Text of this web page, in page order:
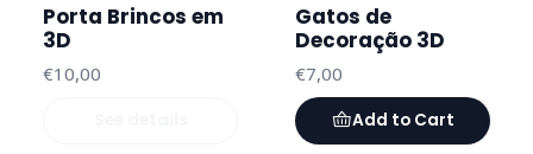
Porta Brincos em
3D
€10,00
Gatos de
Decoração 3D
€7,00
Add to Cart